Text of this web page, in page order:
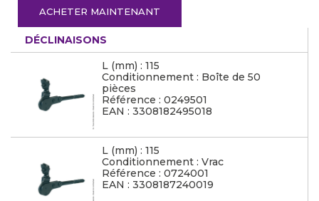
ACHETER MAINTENANT
DÉCLINAISONS
L (mm) : 115
Conditionnement : Boîte de 50
pièces
Référence : 0249501
EAN : 3308182495018
L (mm) : 115
Conditionnement : Vrac
Référence : 0724001
EAN : 3308187240019